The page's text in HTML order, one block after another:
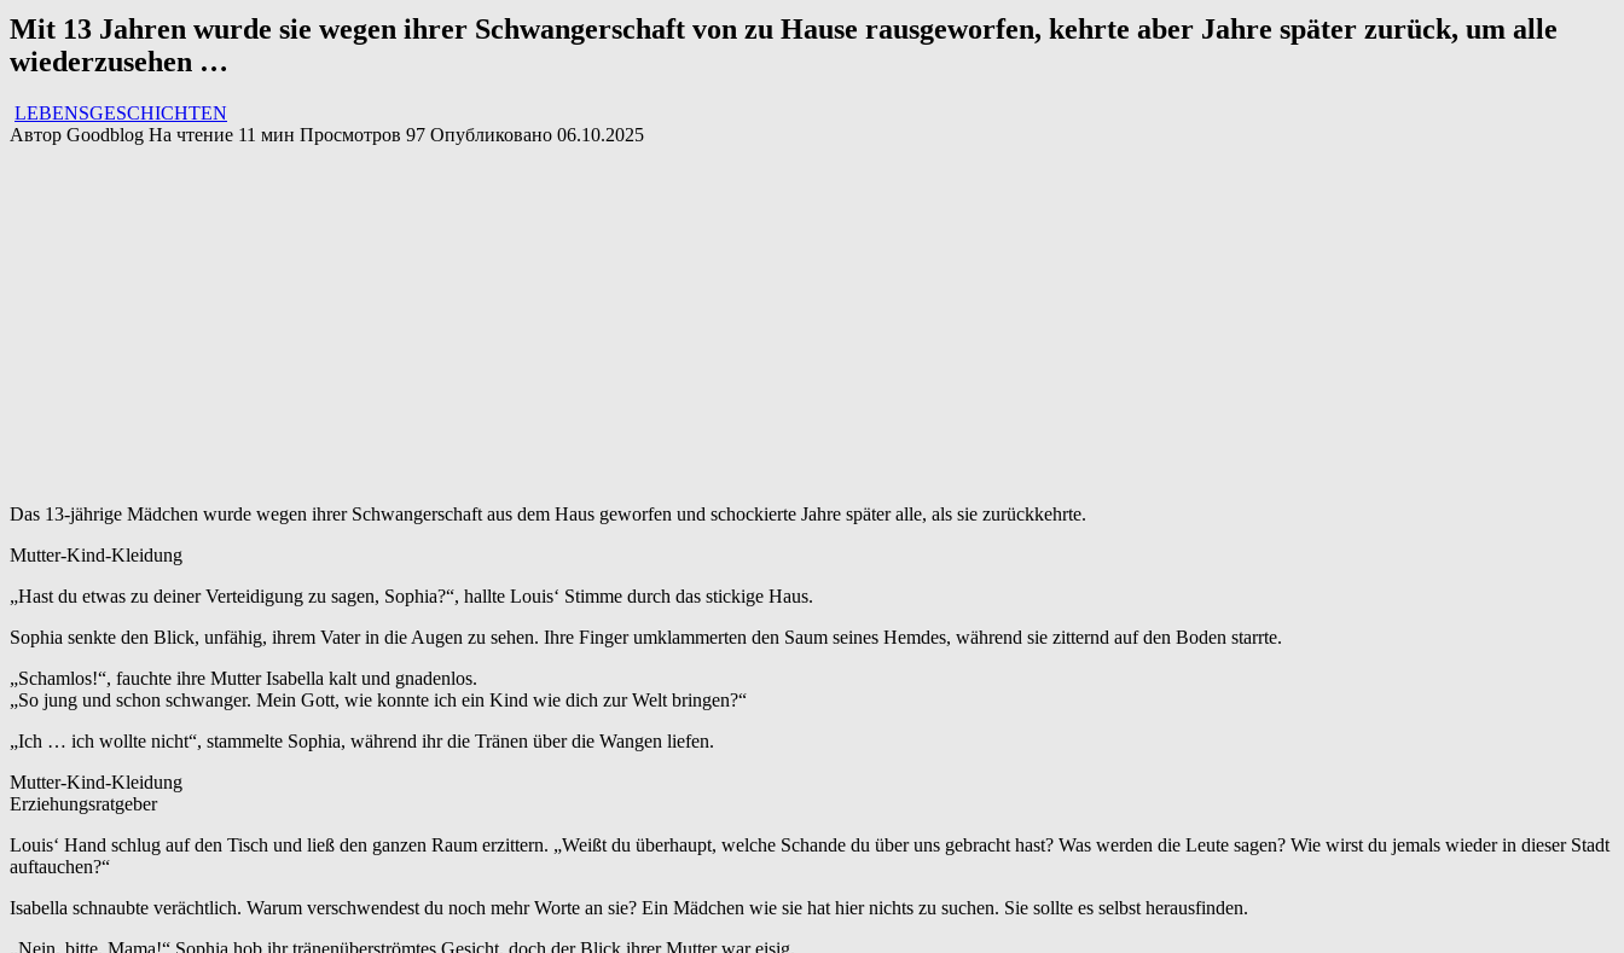
Mit 13 Jahren wurde sie wegen ihrer Schwangerschaft von zu Hause rausgeworfen, kehrte aber Jahre später zurück, um alle
wiederzusehen …
LEBENSGESCHICHTEN
Автор Goodblog На чтение 11 мин Просмотров 97 Опубликовано 06.10.2025
Das 13-jährige Mädchen wurde wegen ihrer Schwangerschaft aus dem Haus geworfen und schockierte Jahre später alle, als sie zurückkehrte.
Mutter-Kind-Kleidung
„Hast du etwas zu deiner Verteidigung zu sagen, Sophia?“, hallte Louis‘ Stimme durch das stickige Haus.
Sophia senkte den Blick, unfähig, ihrem Vater in die Augen zu sehen. Ihre Finger umklammerten den Saum seines Hemdes, während sie zitternd auf den Boden starrte.
„Schamlos!“, fauchte ihre Mutter Isabella kalt und gnadenlos.
„So jung und schon schwanger. Mein Gott, wie konnte ich ein Kind wie dich zur Welt bringen?“
„Ich … ich wollte nicht“, stammelte Sophia, während ihr die Tränen über die Wangen liefen.
Mutter-Kind-Kleidung
Erziehungsratgeber
Louis‘ Hand schlug auf den Tisch und ließ den ganzen Raum erzittern. „Weißt du überhaupt, welche Schande du über uns gebracht hast? Was werden die Leute sagen? Wie wirst du jemals wieder in dieser Stadt
auftauchen?“
Isabella schnaubte verächtlich. Warum verschwendest du noch mehr Worte an sie? Ein Mädchen wie sie hat hier nichts zu suchen. Sie sollte es selbst herausfinden.